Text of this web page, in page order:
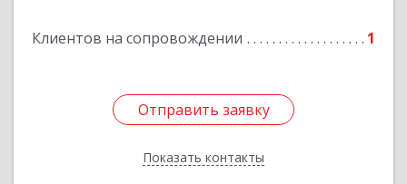
Клиентов на сопровождении 1
Отправить заявку
Показать контакты
Подробнее
Отправить заявку
Назад